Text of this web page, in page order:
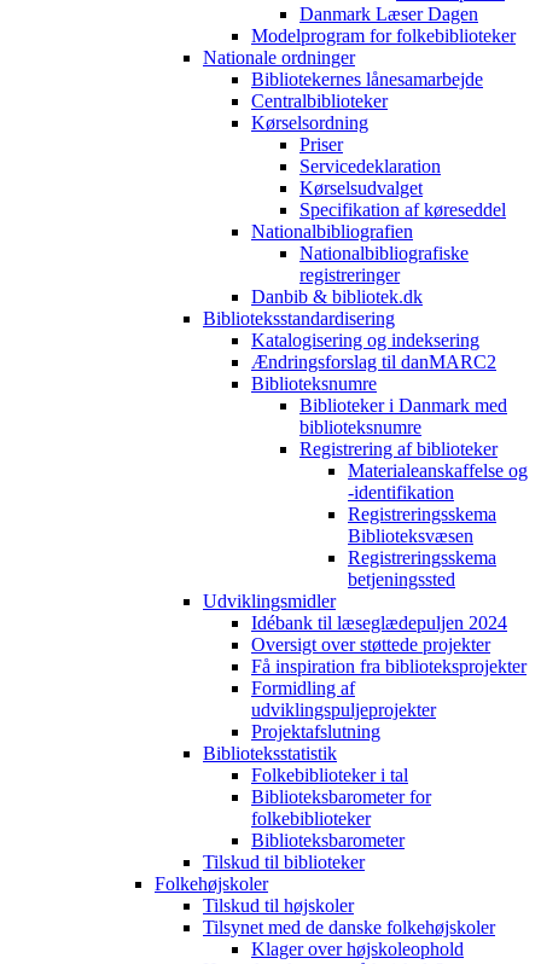
Danmark Læser Dagen
Modelprogram for folkebiblioteker
Nationale ordninger
Bibliotekernes lånesamarbejde
Centralbiblioteker
Kørselsordning
Priser
Servicedeklaration
Kørselsudvalget
Specifikation af køreseddel
Nationalbibliografien
Nationalbibliografiske
registreringer
Danbib & bibliotek.dk
Biblioteksstandardisering
Katalogisering og indeksering
Ændringsforslag til danMARC2
Biblioteksnumre
Biblioteker i Danmark med
biblioteksnumre
Registrering af biblioteker
Materialeanskaffelse og
-identifikation
Registreringsskema
Biblioteksvæsen
Registreringsskema
betjeningssted
Udviklingsmidler
Idébank til læseglædepuljen 2024
Oversigt over støttede projekter
Få inspiration fra biblioteksprojekter
Formidling af
udviklingspuljeprojekter
Projektafslutning
Biblioteksstatistik
Folkebiblioteker i tal
Biblioteksbarometer for
folkebiblioteker
Biblioteksbarometer
Tilskud til biblioteker
Folkehøjskoler
Tilskud til højskoler
Tilsynet med de danske folkehøjskoler
Klager over højskoleophold